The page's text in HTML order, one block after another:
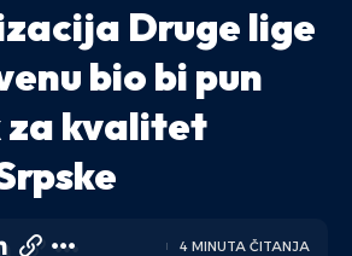
Druge lige
bio bi pun
za kvalitet
4 MINUTA ČITANJA